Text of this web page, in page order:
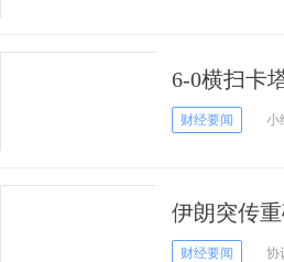
6-0横扫卡
组财经要闻 小
伊朗突传
结资金用于
财经要闻 协